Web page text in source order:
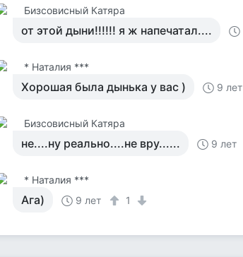
Бизсовисный Катяра
от этой дыни!!!!!! я ж напечатал....
* Наталия ***
Хорошая была дынька у вас ) 9 лет
Бизсовисный Катяра
не....ну реально....не вру...... 9 лет
* Наталия ***
Ага) 9 лет 1